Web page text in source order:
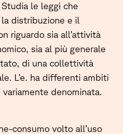
le leggi che
distribuzione e il
riguardo sia all’attività
sia al più generale
di una collettività
L’e. ha differenti ambiti
denominata.
consumo volto all’uso